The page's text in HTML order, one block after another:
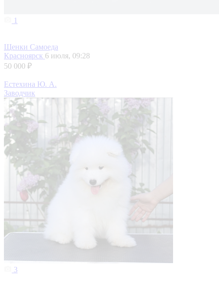
1
Щенки Самоеда
Красноярск 6 июля, 09:28
50 000 ₽
Естехина Ю. А.
Заводчик
3